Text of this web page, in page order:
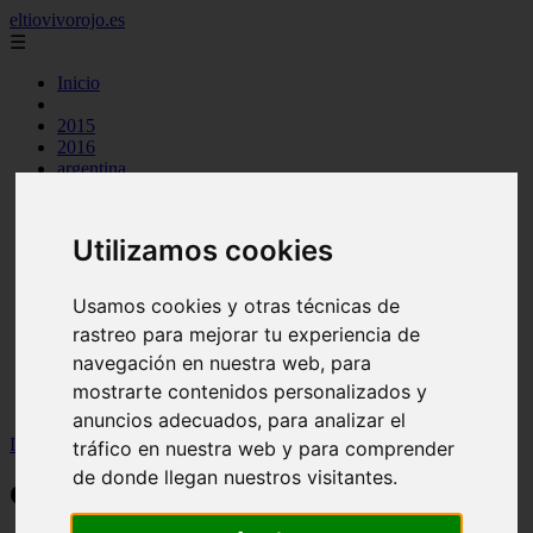
Utilizamos cookies
Usamos cookies y otras técnicas de
rastreo para mejorar tu experiencia de
navegación en nuestra web, para
mostrarte contenidos personalizados y
anuncios adecuados, para analizar el
tráfico en nuestra web y para comprender
de donde llegan nuestros visitantes.
eltiovivorojo.es
☰
Inicio
2015
2016
argentina
huevos
otros
postres
producto
reposteria
venezuela
verduras
Inicio
recetas > Calendula para cuidar el cabello
Calendula para cuidar el cabello